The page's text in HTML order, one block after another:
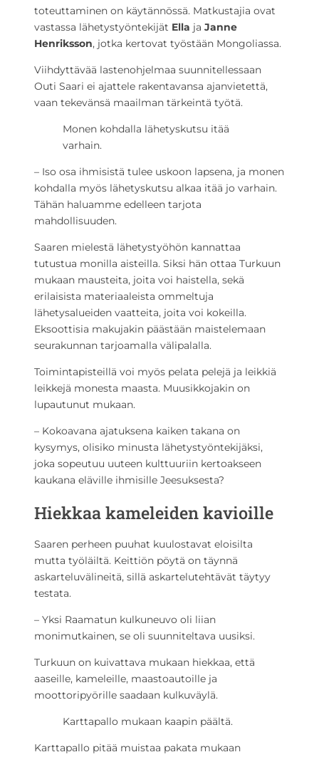
toteuttaminen on käytännössä. Matkustajia ovat
vastassa lähetystyöntekijät Ella ja Janne
Henriksson, jotka kertovat työstään Mongoliassa.
Viihdyttävää lastenohjelmaa suunnitellessaan
Outi Saari ei ajattele rakentavansa ajanvietettä,
vaan tekevänsä maailman tärkeintä työtä.
Monen kohdalla lähetyskutsu itää
varhain.
– Iso osa ihmisistä tulee uskoon lapsena, ja monen
kohdalla myös lähetyskutsu alkaa itää jo varhain.
Tähän haluamme edelleen tarjota
mahdollisuuden.
Saaren mielestä lähetystyöhön kannattaa
tutustua monilla aisteilla. Siksi hän ottaa Turkuun
mukaan mausteita, joita voi haistella, sekä
erilaisista materiaaleista ommeltuja
lähetysalueiden vaatteita, joita voi kokeilla.
Eksoottisia makujakin päästään maistelemaan
seurakunnan tarjoamalla välipalalla.
Toimintapisteillä voi myös pelata pelejä ja leikkiä
leikkejä monesta maasta. Muusikkojakin on
lupautunut mukaan.
– Kokoavana ajatuksena kaiken takana on
kysymys, olisiko minusta lähetystyöntekijäksi,
joka sopeutuu uuteen kulttuuriin kertoakseen
kaukana eläville ihmisille Jeesuksesta?
Hiekkaa kameleiden kavioille
Saaren perheen puuhat kuulostavat eloisilta
mutta työläiltä. Keittiön pöytä on täynnä
askarteluvälineitä, sillä askartelutehtävät täytyy
testata.
– Yksi Raamatun kulkuneuvo oli liian
monimutkainen, se oli suunniteltava uusiksi.
Turkuun on kuivattava mukaan hiekkaa, että
aaseille, kameleille, maastoautoille ja
moottoripyörille saadaan kulkuväylä.
Karttapallo mukaan kaapin päältä.
Karttapallo pitää muistaa pakata mukaan